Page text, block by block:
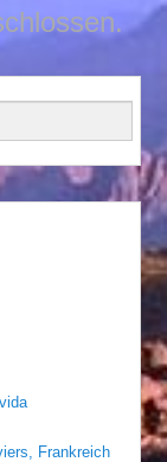
Frankreich